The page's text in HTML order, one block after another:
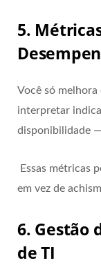
5.
Você só
interpretar
disponibilidade
Essas métricas
em vez de
6. Gestão
de TI